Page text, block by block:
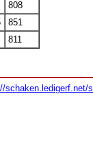
808
851
811
schaken.ledigerf.net/